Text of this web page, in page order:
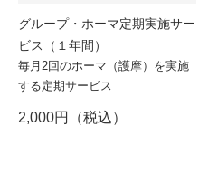
グループ・ホーマ定期実施サー
ビス（１年間）
毎月2回のホーマ（護摩）を実施
する定期サービス
2,000円（税込）